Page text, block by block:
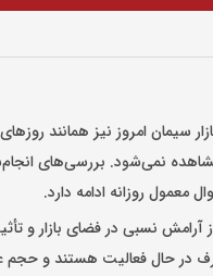
سیمان امروز نیز همانند
نمی‌شود. بررسی‌های
معمول روزانه ادامه دارد.
نسبی در فضای بازار و
در حال فعالیت هستند و